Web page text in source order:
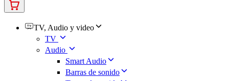
TV, Audio y video
TV
Audio
Smart Audio
Barras de sonido